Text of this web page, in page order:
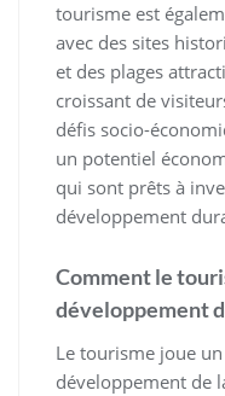
tourisme est
avec des sites
et des plages
croissant de
défis socio-
un potentiel
qui sont prêts à
développement
Comment le
développement
Le tourisme joue
développement de